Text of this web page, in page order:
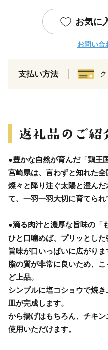
お気に
お問い合
支払い方法
●豊かな自然が育んだ「鶏王
宮崎県は、言わずと知れた全
燦々と降り注ぐ太陽と澄ん
て、一羽一羽大切に育てられ
●滴る肉汁と濃厚な旨味の「
ひと口噛めば、プリッとし
旨味が口いっぱいに広がりま
脂の質が非常に良いため、
ど上品。
シンプルに塩コショウで焼
皿が完成します。
から揚げはもちろん、チキ
使用いただけます。